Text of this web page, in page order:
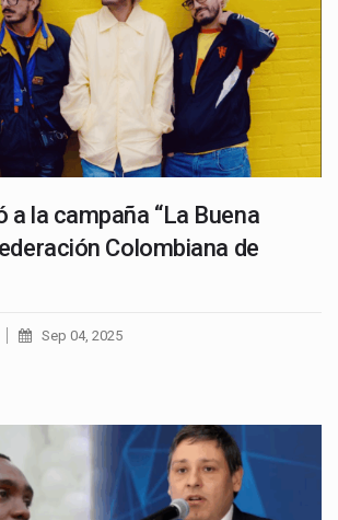
a la campaña “La Buena
Colombiana de
Sep 04, 2025